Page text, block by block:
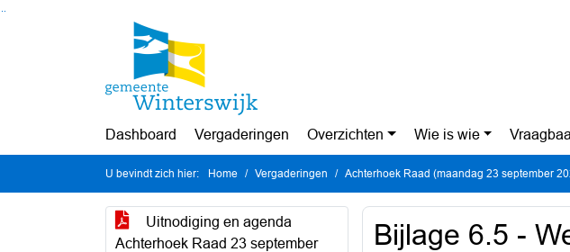
Ga naar de inhoud van deze pagina
Dashboard Vergaderingen Overzichten Wie is wie
U bevindt zich hier: Home Vergaderingen Achterhoek Raad (maandag 23 september
Uitnodiging en agenda
Achterhoek Raad 23 september
Bijlage 6.5 -